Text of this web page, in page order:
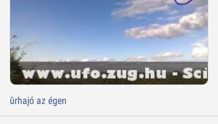
ûrhajó az égen